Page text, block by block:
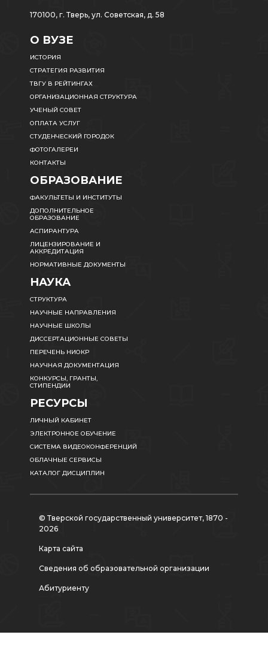
170100, г. Тверь, ул. Советская, д. 58
О ВУЗЕ
ИСТОРИЯ
СТРАТЕГИЯ РАЗВИТИЯ
ТВГУ В РЕЙТИНГАХ
ОРГАНИЗАЦИОННАЯ СТРУКТУРА
УЧЕНЫЙ СОВЕТ
ОПЛАТА УСЛУГ
СТУДЕНЧЕСКИЙ ГОРОДОК
ФОТОГАЛЕРЕИ
КОНТАКТЫ
ОБРАЗОВАНИЕ
ФАКУЛЬТЕТЫ И ИНСТИТУТЫ
ДОПОЛНИТЕЛЬНОЕ
ОБРАЗОВАНИЕ
АСПИРАНТУРА
ЛИЦЕНЗИРОВАНИЕ И
АККРЕДИТАЦИЯ
НОРМАТИВНЫЕ ДОКУМЕНТЫ
НАУКА
СТРУКТУРА
НАУЧНЫЕ НАПРАВЛЕНИЯ
НАУЧНЫЕ ШКОЛЫ
ДИССЕРТАЦИОННЫЕ СОВЕТЫ
ПЕРЕЧЕНЬ НИОКР
НАУЧНАЯ ДОКУМЕНТАЦИЯ
КОНКУРСЫ, ГРАНТЫ,
СТИПЕНДИИ
РЕСУРСЫ
ЛИЧНЫЙ КАБИНЕТ
ЭЛЕКТРОННОЕ ОБУЧЕНИЕ
СИСТЕМА ВИДЕОКОНФЕРЕНЦИЙ
ОБЛАЧНЫЕ СЕРВИСЫ
КАТАЛОГ ДИСЦИПЛИН
© Тверской государственный университет, 1870 -
2026
Карта сайта
Сведения об образовательной организации
Абитуриенту